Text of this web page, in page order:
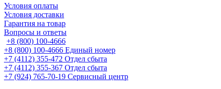
Условия оплаты
Условия доставки
Гарантия на товар
Вопросы и ответы
+8 (800) 100-4666
+8 (800) 100-4666 Единый номер
+7 (4112) 355-472 Отдел сбыта
+7 (4112) 355-367 Отдел сбыта
+7 (924) 765-70-19 Сервисный центр